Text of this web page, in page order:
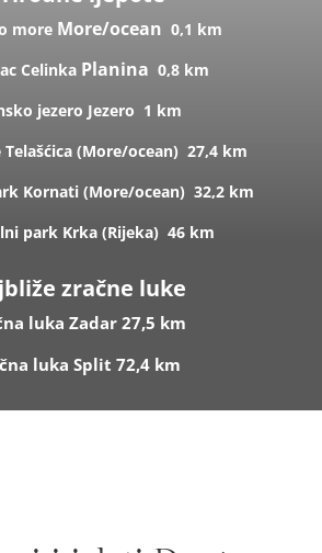
more More/ocean 0,1 km
Celinka Planina0,8 km
jezero Jezero 1 km
(More/ocean) 27,4 km
Kornati (More/ocean) 32,2 km
park Krka (Rijeka) 46 km
zračne luke
luka Zadar 27,5 km
luka Split 72,4 km